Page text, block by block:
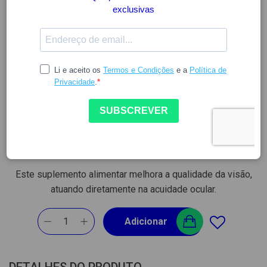
PRESERVISION 3 60CAPS
7357160
27.79 34.63
Disponível
Este suplemento alimentar melhora a qualidade da visão,
atuando diretamente na acuidade ocular.
1 Adicionar